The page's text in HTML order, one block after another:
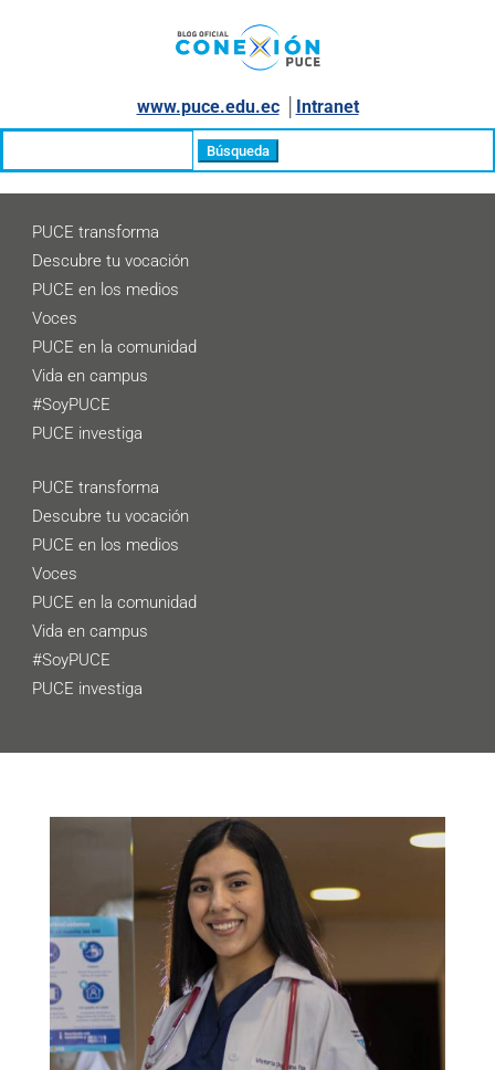
www.puce.edu.ec│ Intranet
PUCE transforma
Descubre tu vocación
PUCE en los medios
Voces
PUCE en la comunidad
Vida en campus
#SoyPUCE
PUCE investiga
PUCE transforma
Descubre tu vocación
PUCE en los medios
Voces
PUCE en la comunidad
Vida en campus
#SoyPUCE
PUCE investiga